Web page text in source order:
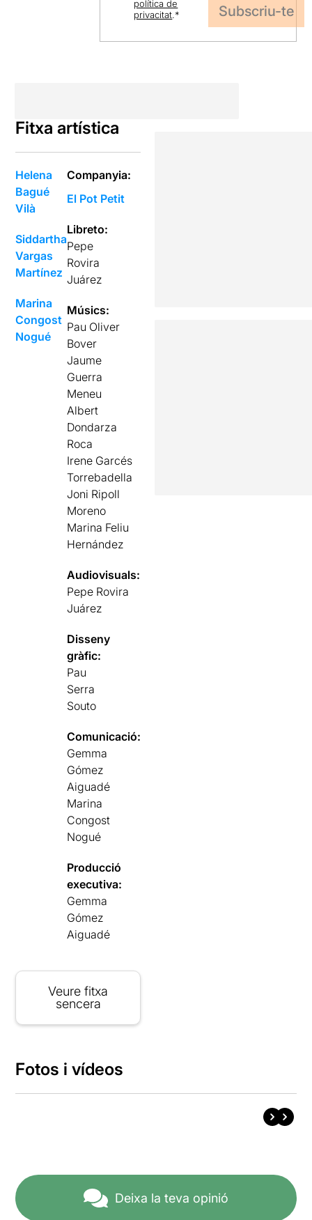
política de
privacitat.*
Fitxa artística
Helena
Bagué
Vilà
Siddartha
Vargas
Martínez
Marina
Congost
Nogué
Companyia:
El Pot Petit
Libreto:
Pepe
Rovira
Juárez
Músics:
Pau Oliver
Bover
Jaume
Guerra
Meneu
Albert
Dondarza
Roca
Irene Garcés
Torrebadella
Joni Ripoll
Moreno
Marina Feliu
Hernández
Audiovisuals:
Pepe Rovira
Juárez
Disseny
gràfic:
Pau
Serra
Souto
Comunicació:
Gemma
Gómez
Aiguadé
Marina
Congost
Nogué
Producció
executiva:
Gemma
Gómez
Aiguadé
Veure fitxa
sencera
Fotos i vídeos
Deixa la teva opinió